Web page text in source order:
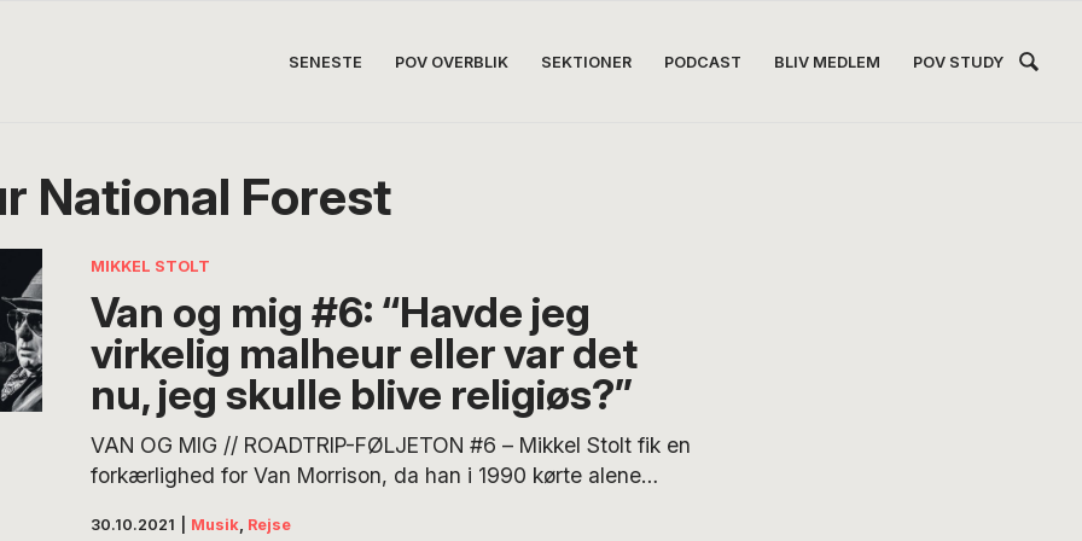
SENESTE POV OVERBLIK SEKTIONER PODCAST BLIV MEDLEM POV STUDY
National Forest
MIKKEL STOLT
Van og mig #6: “Havde jeg
virkelig malheur eller var det
nu, jeg skulle blive religiøs?”
VAN OG MIG // ROADTRIP-FØLJETON #6 – Mikkel Stolt fik en
forkærlighed for Van Morrison, da han i 1990 kørte alene
30.10.2021 Musik Rejse